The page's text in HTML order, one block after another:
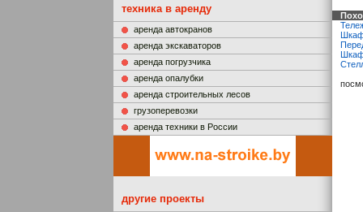
техника в аренду
аренда автокранов
аренда экскаваторов
аренда погрузчика
аренда опалубки
аренда строительных лесов
грузоперевозки
аренда техники в России
другие проекты